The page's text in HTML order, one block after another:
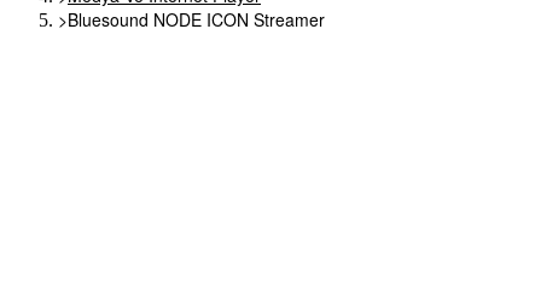
>Bluesound NODE ICON Streamer